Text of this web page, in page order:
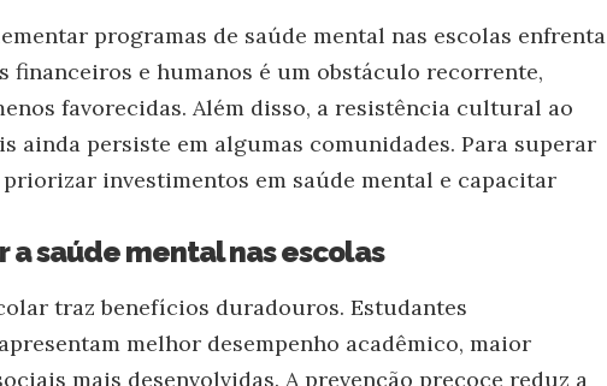
programas de saúde mental nas escolas enfrenta
financeiros e humanos é um obstáculo recorrente,
favorecidas. Além disso, a resistência cultural ao
ainda persiste em algumas comunidades. Para superar
priorizar investimentos em saúde mental e capacitar
saúde mental nas escolas
traz benefícios duradouros. Estudantes
melhor desempenho acadêmico, maior
mais desenvolvidas. A prevenção precoce reduz a